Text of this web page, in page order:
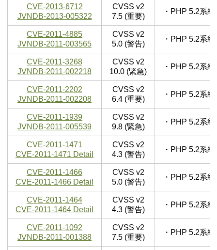
CVE-2013-6712
JVNDB-2013-005322
CVSS v2
7.5 (重要)
・PHP 5.2系
CVE-2011-4885
JVNDB-2011-003565
CVSS v2
5.0 (警告)
・PHP 5.2系
CVE-2011-3268
JVNDB-2011-002218
CVSS v2
10.0 (緊急)
・PHP 5.2系
CVE-2011-2202
JVNDB-2011-002208
CVSS v2
6.4 (重要)
・PHP 5.2系
CVE-2011-1939
JVNDB-2011-005539
CVSS v2
9.8 (緊急)
・PHP 5.2系
CVE-2011-1471
CVE-2011-1471 Detail
CVSS v2
4.3 (警告)
・PHP 5.2系
CVE-2011-1466
CVE-2011-1466 Detail
CVSS v2
5.0 (警告)
・PHP 5.2系
CVE-2011-1464
CVE-2011-1464 Detail
CVSS v2
4.3 (警告)
・PHP 5.2系
CVE-2011-1092
JVNDB-2011-001388
CVSS v2
7.5 (重要)
・PHP 5.2系